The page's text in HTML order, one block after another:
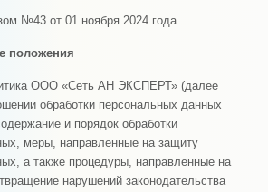
№43 от 01 ноября 2024 года
ООО «Сеть АН ЭКСПЕРТ» (далее
обработки персональных данных
и порядок обработки
меры, направленные на защиту
а также процедуры, направленные на
нарушений законодательства